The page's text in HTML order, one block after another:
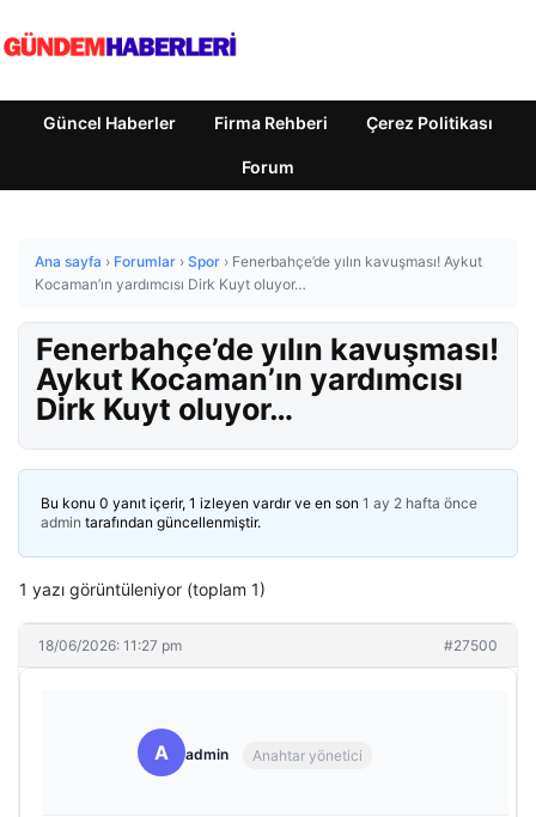
Güncel Haberler Firma Rehberi Çerez Politikası
Forum
Ana sayfa › Forumlar › Spor › Fenerbahçe’de yılın kavuşması! Aykut
Kocaman’ın yardımcısı Dirk Kuyt oluyor…
Fenerbahçe’de yılın kavuşması!
Aykut Kocaman’ın yardımcısı
Dirk Kuyt oluyor…
Bu konu 0 yanıt içerir, 1 izleyen vardır ve en son 1 ay 2 hafta önce
admin tarafından güncellenmiştir.
1 yazı görüntüleniyor (toplam 1)
18/06/2026: 11:27 pm #27500
A admin Anahtar yönetici